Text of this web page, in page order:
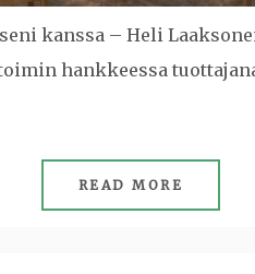
kanssa – Heli
hankkeessa
READ MORE